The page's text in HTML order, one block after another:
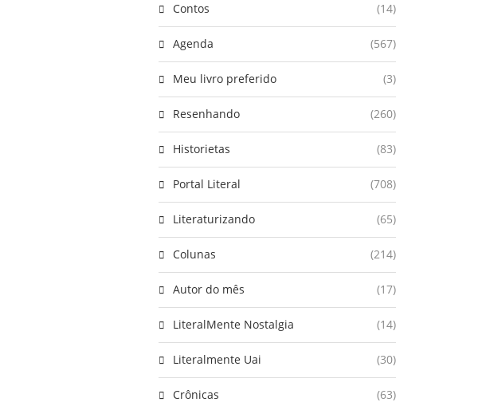
Contos (14)
Agenda (567)
Meu livro preferido (3)
Resenhando (260)
Historietas (83)
Portal Literal (708)
Literaturizando (65)
Colunas (214)
Autor do mês (17)
LiteralMente Nostalgia (14)
Literalmente Uai (30)
Crônicas (63)